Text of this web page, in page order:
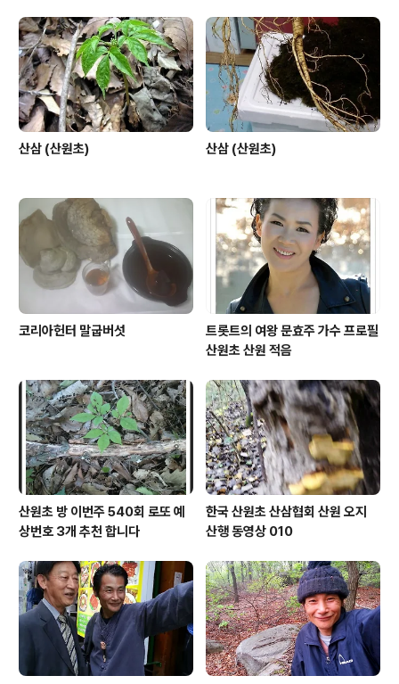
산삼 (산원초) 산삼 (산원초)
코리아헌터 말굽버섯
트롯트의 여왕 문효주 가수 프로필
산원초 산원 적음
산원초 방 이번주 540회 로또 예
상번호 3개 추천 합니다
한국 산원초 산삼협회 산원 오지
산행 동영상 010